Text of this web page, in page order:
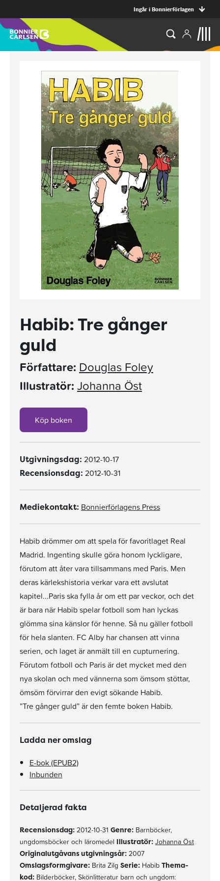
Ingår i Bonnierförlagen
Habib: Tre gånger
guld
Författare: Douglas Foley
Illustratör: Johanna Öst
Köp boken
Utgivningsdag: 2012-10-17
Recensionsdag: 2012-10-31
Mediekontakt: Bonnierförlagens Press
Habib drömmer om att spela för favoritlaget Real
Madrid. Ingenting skulle göra honom lyckligare,
förutom att åter vara tillsammans med Paris. Men
deras kärlekshistoria verkar vara ett avslutat
kapitel...Paris ska fylla år om ett par veckor, och det
är bara när Habib spelar fotboll som han lyckas
glömma sina känslor för henne. Så nu gäller fotboll
för hela slanten. FC Alby har chansen att vinna
serien, och laget är anmält till en cupturnering.
Förutom fotboll och Paris är det mycket med den
nya skolan och med vännerna som ömsom stöttar,
ömsöm förvirrar den evigt sökande Habib.
”Tre gånger guld” är den femte boken Habib.
Ladda ner omslag
E-bok (EPUB2)
Inbunden
Detaljerad fakta
Recensionsdag: 2012-10-31 Genre: Barnböcker,
ungdomsböcker och läromedel Illustratör: Johanna Öst
Originalutgåvans utgivningsår: 2007
Omslagsformgivare: Brita Zilg Serie: Habib Thema-
kod: Bilderböcker, Skönlitteratur barn och ungdom: